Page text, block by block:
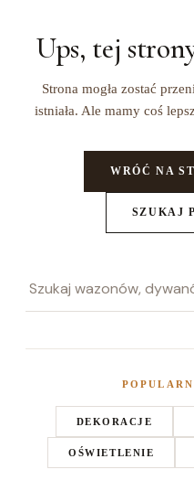
Ups, tej
Strona mogła zostać
istniała. Ale mamy coś
WRÓĆ NA
SZUKAJ
DEKORACJE
OŚWIETLENIE